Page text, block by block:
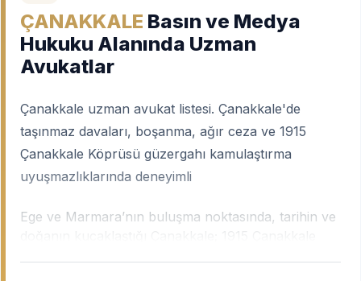
ÇANAKKALE Basın ve Medya
Hukuku Alanında Uzman
Avukatlar
Çanakkale uzman avukat listesi. Çanakkale'de
taşınmaz davaları, boşanma, ağır ceza ve 1915
Çanakkale Köprüsü güzergahı kamulaştırma
uyuşmazlıklarında deneyimli
Ege ve Marmara’nın buluşma noktasında, tarihin ve